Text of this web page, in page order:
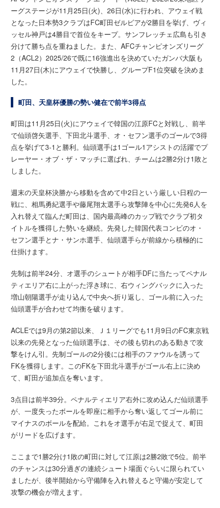
ーグステージが11月25日(火)、26日(水)に行われ、アウェイ戦
となった日本勢3クラブはFC町田ゼルビアが2勝目を挙げ、ヴィ
ッセル神戸は4勝目で首位をキープ。サンフレッチェ広島も引き
分けて勝ち点を重ねました。また、AFCチャンピオンズリーグ
2（ACL2）2025/26で既に16強進出を決めていたガンバ大阪も
11月27日(木)にアウェイで快勝し、グループF1位突破を決めま
した。
町田、天皇杯優勝の勢い健在で前半3得点
町田は11月25日(火)にアウェイで韓国の江原FCと対戦し、前半
で仙頭啓矢選手、下田北斗選手、オ・セフン選手のゴールで3得
点を挙げて3-1と勝利。仙頭選手は1ゴール1アシストの活躍でプ
レーヤー・オブ・ザ・マッチに選ばれ、チームは2勝2分け1敗と
しました。
週末の天皇杯決勝から移動を含めて中2日という厳しい日程の一
戦に、相馬勇紀選手や藤尾翔太選手ら攻撃陣を中心に先発6人を
入れ替えて臨んだ町田は、国内最高峰のカップ戦でクラブ初タ
イトルを獲得した勢いを継続。先発した韓国代表コンビのオ・
セフン選手とナ・サンホ選手、仙頭選手らが前線から積極的に
仕掛けます。
先制は前半24分、オ選手のシュートが相手DFに当たってペナル
ティエリア右に上がった浮き球に、右ウィングバックに入った
増山朝陽選手が走り込んで中央へ折り返し、ゴール前に入った
仙頭選手が合わせて均衡を破ります。
ACLEでは9月の第2節以来、Ｊ１リーグでも11月9日のFC東京戦
以来の先発となった仙頭選手は、その後も切れのある動きで攻
撃をけん引。先制ゴールの2分後には相手のファウルを誘って
FKを獲得します。このFKを下田北斗選手がゴール右上に決め
て、町田が追加点を奪います。
3点目は前半39分。ペナルティエリア右外に攻め込んだ仙頭選手
が、一度失ったボールを即座に相手から奪い返してゴール前に
マイナスのボールを配給。これをオ選手が右足で捉えて、町田
がリードを広げます。
ここまで1勝2分け1敗の町田に対して江原は2勝2敗で5位。前半
のチャンスは30分過ぎの連続シュート場面ぐらいに限られてい
ましたが、後半開始から守備陣を入れ替えると守備が安定して
攻撃の機会が増えます。